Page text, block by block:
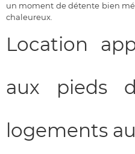
un moment de détente bien
chaleureux.
Location
aux pieds
logements